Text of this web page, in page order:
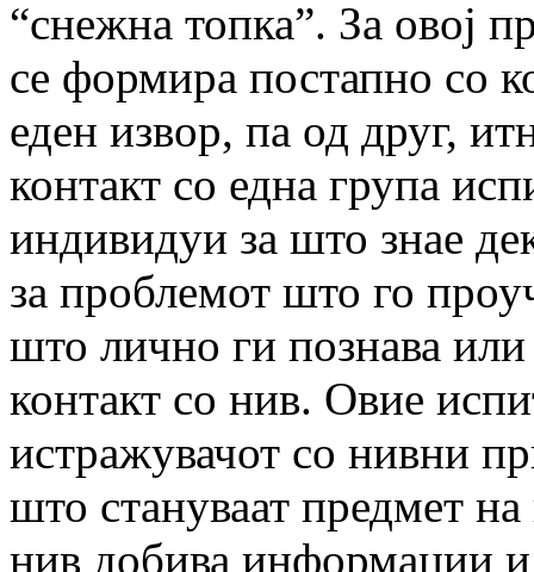
“снежна топка”. За овој
се формира постапно со
еден извор, па од друг,
контакт со една група
индивидуи за што знае
за проблемот што го
што лично ги познава
контакт со нив. Овие
истражувачот со нивни
што стануваат предмет
нив добива информации и